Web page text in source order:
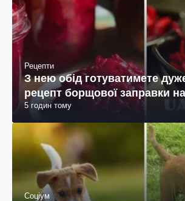
Рецепти
З нею обід готуватимете
рецепт борщової заправки
5 годин тому
Соціум